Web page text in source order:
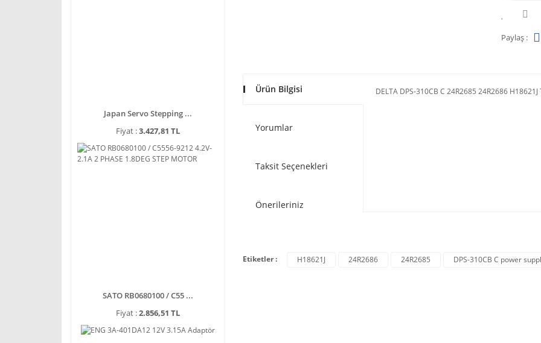
Japan Servo Stepping ...
Fiyat :3.427,81 TL
SATO RB0680100 / C55 ...
Fiyat :2.856,51 TL
Paylaş :
Ürün Bilgisi
Yorumlar
Taksit Seçenekleri
Önerileriniz
DELTA DPS-310CB C 24R2685 24R2686
Etiketler : H18621J 24R2686 24R2685 DPS-310CB C power